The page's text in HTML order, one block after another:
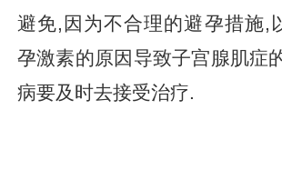
避免,因为不合理的避孕措施,
孕激素的原因导致子宫腺肌症
病要及时去接受治疗.